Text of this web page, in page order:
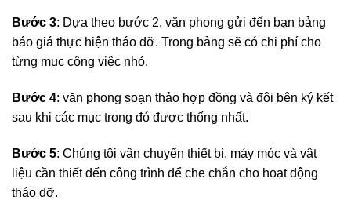
Bước 3: Dựa theo bước 2, văn phong gửi đến bạn bảng
báo giá thực hiện tháo dỡ. Trong bảng sẽ có chi phí cho
từng mục công việc nhỏ.
Bước 4: văn phong soạn thảo hợp đồng và đôi bên ký kết
sau khi các mục trong đó được thống nhất.
Bước 5: Chúng tôi vận chuyển thiết bị, máy móc và vật
liệu cần thiết đến công trình để che chắn cho hoạt động
tháo dỡ.